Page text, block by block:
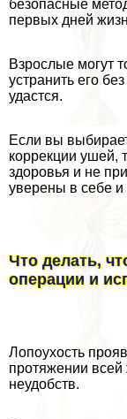
безопасные
первых дней
Взрослые могут
устранить его
удастся.
Если вы
коррекции ушей,
здоровья и не
уверены в себе и
Что делать,
операции и
Лопоухость
протяжении всей
неудобств.